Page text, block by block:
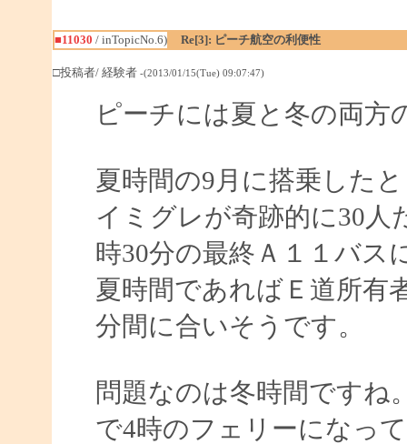
■11030 / inTopicNo.6) Re[3]: ピーチ航空の利便性
□投稿者/ 経験者 -(2013/01/15(Tue) 09:07:47)
ピーチには夏と冬の両方
夏時間の9月に搭乗した
イミグレが奇跡的に30人
時30分の最終Ａ１１バス
夏時間であればＥ道所有
分間に合いそうです。
問題なのは冬時間ですね
で4時のフェリーになっ